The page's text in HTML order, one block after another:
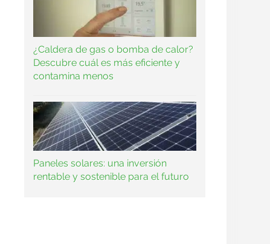
¿Caldera de gas o bomba de calor?
Descubre cuál es más eficiente y
contamina menos
Paneles solares: una inversión
rentable y sostenible para el futuro